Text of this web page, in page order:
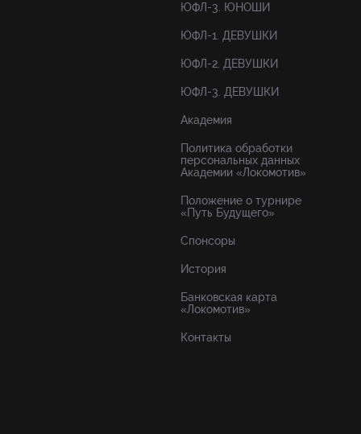
ЮФЛ-3. ЮНОШИ
ЮФЛ-1. ДЕВУШКИ
ЮФЛ-2. ДЕВУШКИ
ЮФЛ-3. ДЕВУШКИ
Академия
Политика обработки
персональных данных
Академии «Локомотив»
Положение о турнире
«Путь Будущего»
Спонсоры
История
Банковская карта
«Локомотив»
Контакты